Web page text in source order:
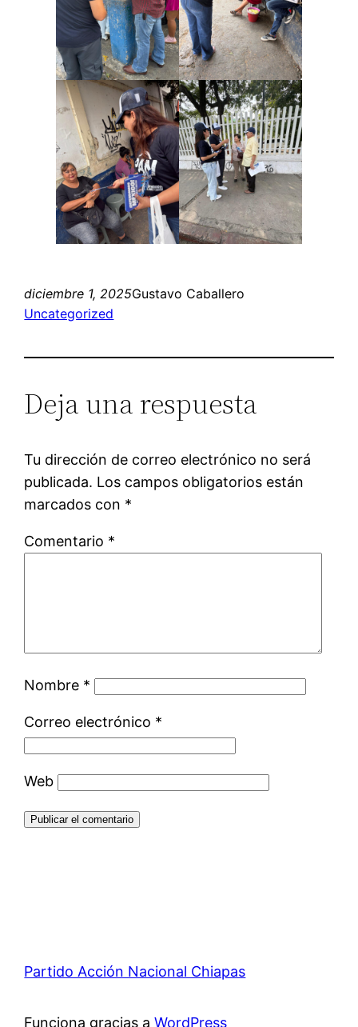
diciembre 1, 2025Gustavo Caballero
Uncategorized
Deja una respuesta
Tu dirección de correo electrónico no será
publicada. Los campos obligatorios están
marcados con *
Comentario *
Nombre *
Correo electrónico *
Web
Partido Acción Nacional Chiapas
Funciona gracias aWordPress